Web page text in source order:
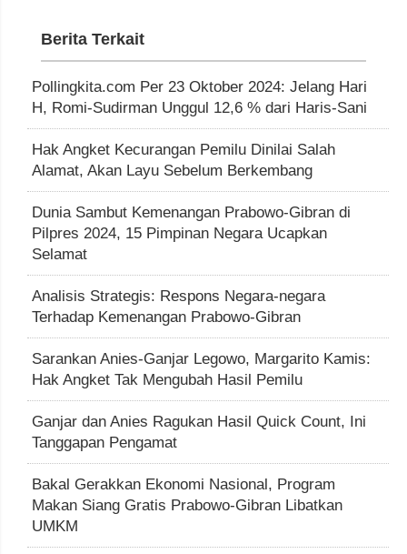
Berita Terkait
Pollingkita.com Per 23 Oktober 2024: Jelang Hari
H, Romi-Sudirman Unggul 12,6 % dari Haris-Sani
Hak Angket Kecurangan Pemilu Dinilai Salah
Alamat, Akan Layu Sebelum Berkembang
Dunia Sambut Kemenangan Prabowo-Gibran di
Pilpres 2024, 15 Pimpinan Negara Ucapkan
Selamat
Analisis Strategis: Respons Negara-negara
Terhadap Kemenangan Prabowo-Gibran
Sarankan Anies-Ganjar Legowo, Margarito Kamis:
Hak Angket Tak Mengubah Hasil Pemilu
Ganjar dan Anies Ragukan Hasil Quick Count, Ini
Tanggapan Pengamat
Bakal Gerakkan Ekonomi Nasional, Program
Makan Siang Gratis Prabowo-Gibran Libatkan
UMKM